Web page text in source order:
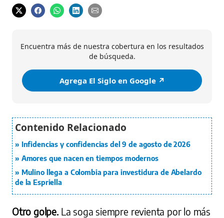
Encuentra más de nuestra cobertura en los resultados
de búsqueda.
Agrega El Siglo en Google ↗️
Infidencias y confidencias del 9 de agosto de 2026
Amores que nacen en tiempos modernos
Mulino llega a Colombia para investidura de Abelardo
de la Espriella
Otro golpe. La soga siempre revienta por lo más